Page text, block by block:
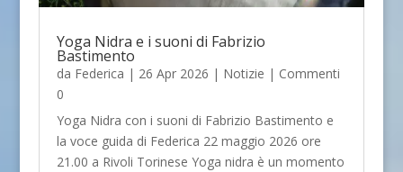
Yoga Nidra e i suoni di Fabrizio
Bastimento
da Federica | 26 Apr 2026 | Notizie | Commenti
0
Yoga Nidra con i suoni di Fabrizio Bastimento e
la voce guida di Federica 22 maggio 2026 ore
21.00 a Rivoli Torinese Yoga nidra è un momento